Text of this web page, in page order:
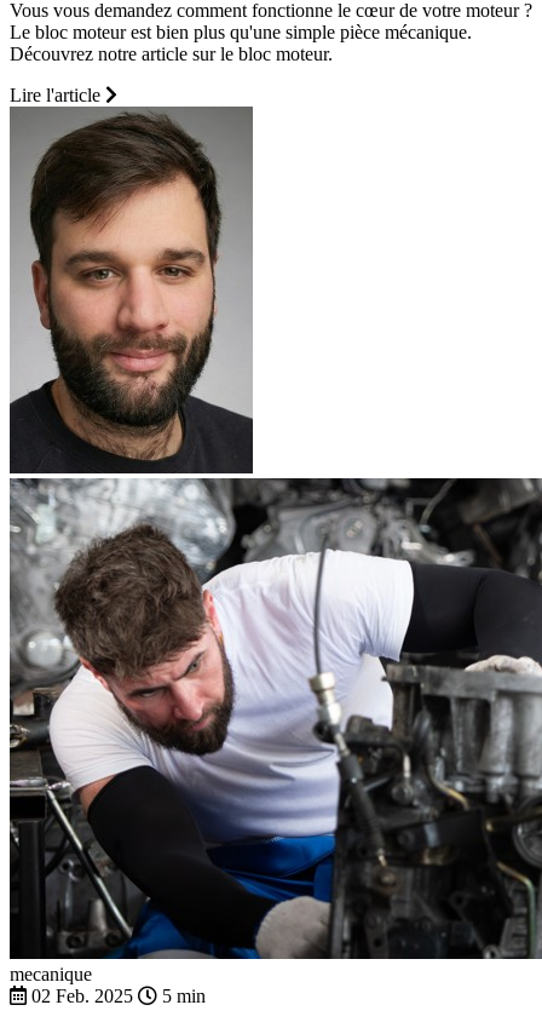
Vous vous demandez comment fonctionne le cœur de votre moteur ?
Le bloc moteur est bien plus qu'une simple pièce mécanique.
Découvrez notre article sur le bloc moteur.
Lire l'article
mecanique
02 Feb. 2025
5 min